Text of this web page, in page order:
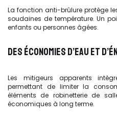
La fonction anti-brûlure protège
soudaines de température. Un
enfants ou personnes âgées.
DES ÉCONOMIES D’EAU ET
Les mitigeurs apparents
permettant de limiter la
éléments de robinetterie de
économiques à long terme.